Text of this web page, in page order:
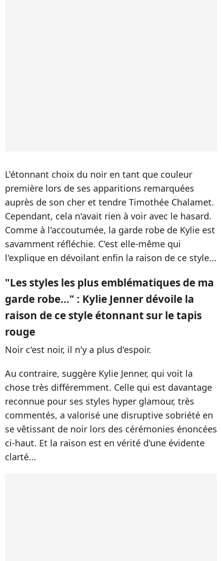
L'étonnant choix du noir en tant que couleur
première lors de ses apparitions remarquées
auprès de son cher et tendre Timothée Chalamet.
Cependant, cela n'avait rien à voir avec le hasard.
Comme à l'accoutumée, la garde robe de Kylie est
savamment réfléchie. C'est elle-même qui
l'explique en dévoilant enfin la raison de ce style...
"Les styles les plus emblématiques de ma
garde robe..." : Kylie Jenner dévoile la
raison de ce style étonnant sur le tapis
rouge
Noir c'est noir, il n'y a plus d'espoir.
Au contraire, suggère Kylie Jenner, qui voit la
chose très différemment. Celle qui est davantage
reconnue pour ses styles hyper glamour, très
commentés, a valorisé une disruptive sobriété en
se vêtissant de noir lors des cérémonies énoncées
ci-haut. Et la raison est en vérité d'une évidente
clarté...